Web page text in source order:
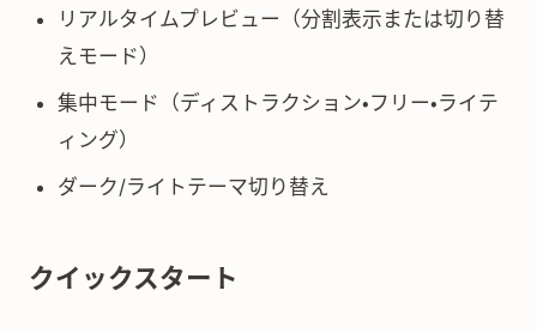
リアルタイムプレビュー（分割表示または切り替
えモード）
集中モード（ディストラクション・フリー・ライテ
ィング）
ダーク/ライトテーマ切り替え
クイックスタート